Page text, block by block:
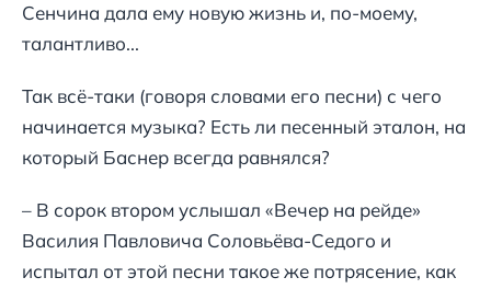
Сенчина дала ему новую жизнь и, по-моему,
талантливо...
Так всё-таки (говоря словами его песни) с чего
начинается музыка? Есть ли песенный эталон, на
который Баснер всегда равнялся?
– В сорок втором услышал «Вечер на рейде»
Василия Павловича Соловьёва-Седого и
испытал от этой песни такое же потрясение, как